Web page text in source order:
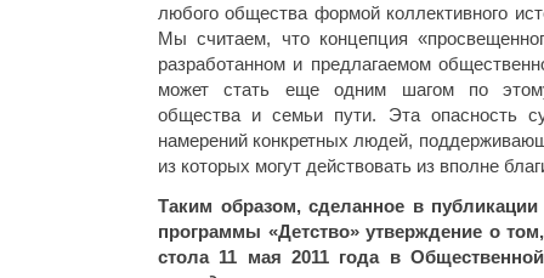
любого общества формой коллективного
Мы считаем, что концепция
разработанном и предлагаемом
может стать еще одним шагом по
общества и семьи пути. Эта опасность
намерений конкретных людей,
из которых могут действовать из вполне
Таким образом, сделанное в
программы «Детство» утверждение о
стола 11 мая 2011 года в